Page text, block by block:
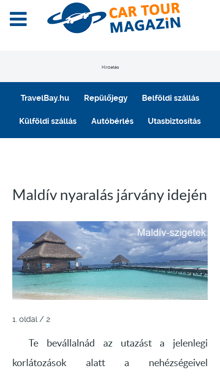
Hirdetés
TravelBay.hu Repülőjegy Belföldi szállás
Külföldi szállás Autóbérlés Utasbiztosítás
Maldív nyaralás járvány idején
1. oldal / 2
Te bevállalnád az utazást a jelenlegi
korlátozások alatt a nehézségeivel